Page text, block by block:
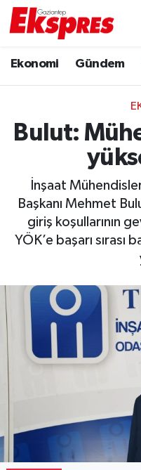
Ekonomi Gündem
Bulut:
İnşaat
Başkanı Mehmet
giriş koşullarının
YÖK’e başarı sırası
Ekonomi
Gaziantep son
Gündem
Haberler
Magazin
Müzik
Trafik Durumu
Puan Durumu ve
Tüm Manşetler
Son Dakika
Haber Arşivi